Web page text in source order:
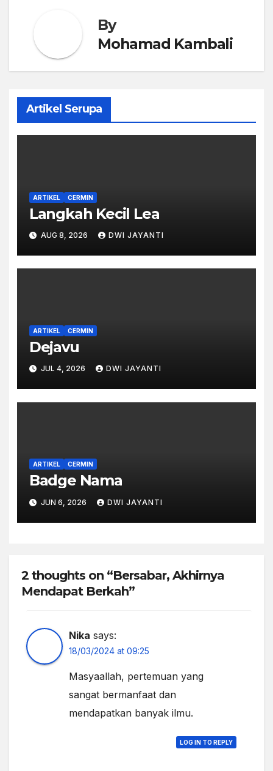
By
Mohamad Kambali
Artikel Serupa
ARTIKEL CERMIN
Langkah Kecil Lea
AUG 8, 2026 DWI JAYANTI
ARTIKEL CERMIN
Dejavu
JUL 4, 2026 DWI JAYANTI
ARTIKEL CERMIN
Badge Nama
JUN 6, 2026 DWI JAYANTI
2 thoughts on “Bersabar, Akhirnya
Mendapat Berkah”
Nika says:
18/03/2024 at 09:25
Masyaallah, pertemuan yang
sangat bermanfaat dan
mendapatkan banyak ilmu.
LOG IN TO REPLY